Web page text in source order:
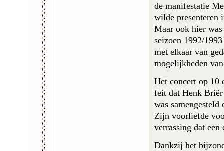
de manifestatie
wilde presenteren
Maar ook hier
seizoen 1992/
met elkaar van
mogelijkheden
Het concert op 10
feit dat Henk
was
Zijn voorliefde
verrassing dat
Dankzij het